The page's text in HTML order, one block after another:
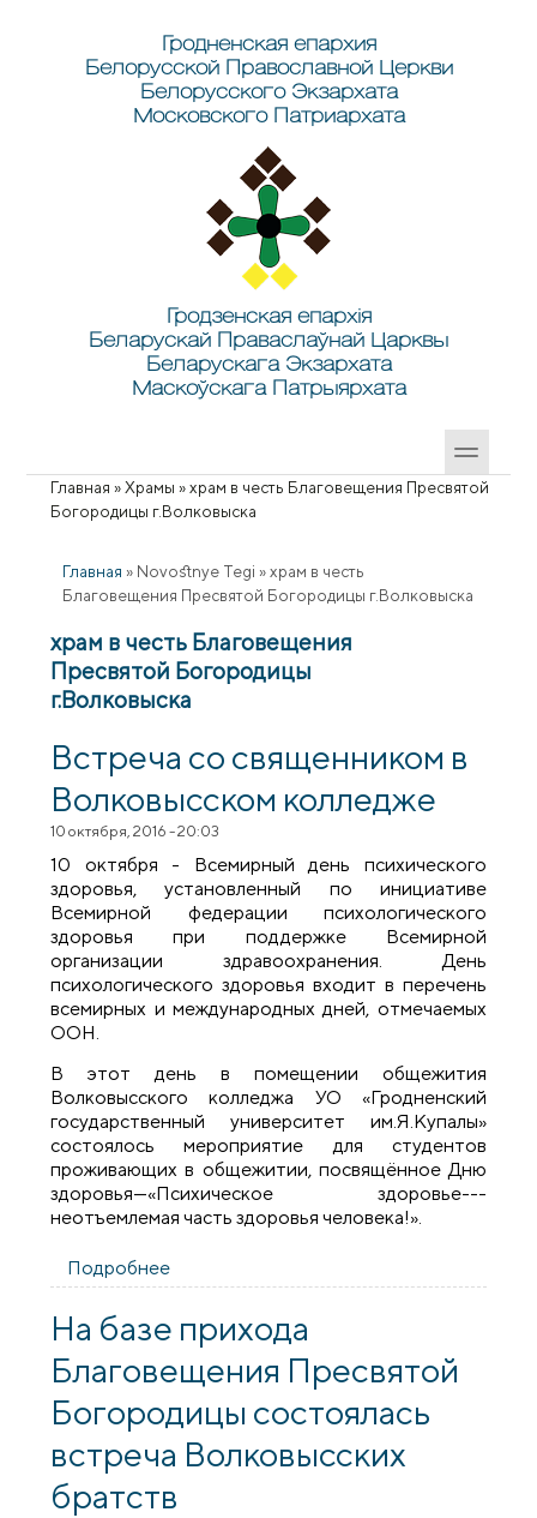
Гродненская епархия
Белорусской Православной Церкви
Белорусского Экзархата
Московского Патриархата
Гродзенская епархія
Беларускай Праваслаўнай Царквы
Беларускага Экзархата
Маскоўскага Патрыярхата
Вы здесь
Главная »Храмы »храм в честь Благовещения Пресвятой
Богородицы г.Волковыска
Главная » Novostnye Tegi » храм в честь
Благовещения Пресвятой Богородицы г.Волковыска
храм в честь Благовещения
Пресвятой Богородицы
г.Волковыска
Встреча со священником в
Волковысском колледже
10 октября, 2016 - 20:03
10 октября - Всемирный день психического
здоровья, установленный по инициативе
Всемирной федерации психологического
здоровья при поддержке Всемирной
организации здравоохранения. День
психологического здоровья входит в перечень
всемирных и международных дней, отмечаемых
ООН.
В этот день в помещении общежития
Волковысского колледжа УО «Гродненский
государственный университет им.Я.Купалы»
состоялось мероприятие для студентов
проживающих в общежитии, посвящённое Дню
здоровья—«Психическое здоровье---
неотъемлемая часть здоровья человека!».
Подробнее
Волковысском колледже
На базе прихода
Благовещения Пресвятой
Богородицы состоялась
встреча Волковысских
братств